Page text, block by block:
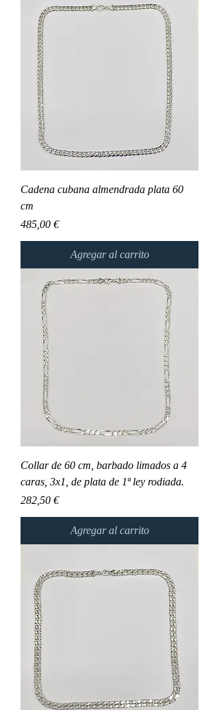
Cadena cubana almendrada plata 60
cm
Precio
485,00 €
Agregar al carrito
Collar de 60 cm, barbado limados a 4
caras, 3x1, de plata de 1ª ley rodiada.
Precio
282,50 €
Agregar al carrito